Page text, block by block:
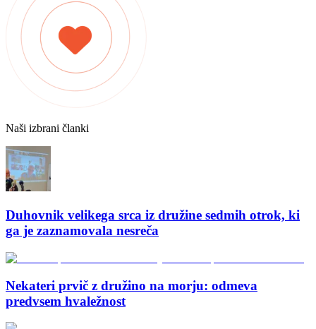
Naši izbrani članki
Duhovnik velikega srca iz družine sedmih otrok, ki
ga je zaznamovala nesreča
Nekateri prvič z družino na morju: odmeva
predvsem hvaležnost